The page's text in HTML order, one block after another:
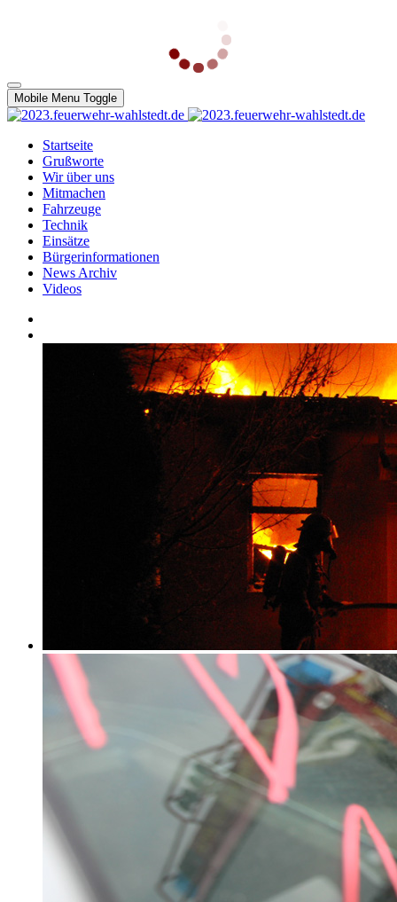
Mobile Menu Toggle
Startseite
Grußworte
Wir über uns
Mitmachen
Fahrzeuge
Technik
Einsätze
Bürgerinformationen
News Archiv
Videos